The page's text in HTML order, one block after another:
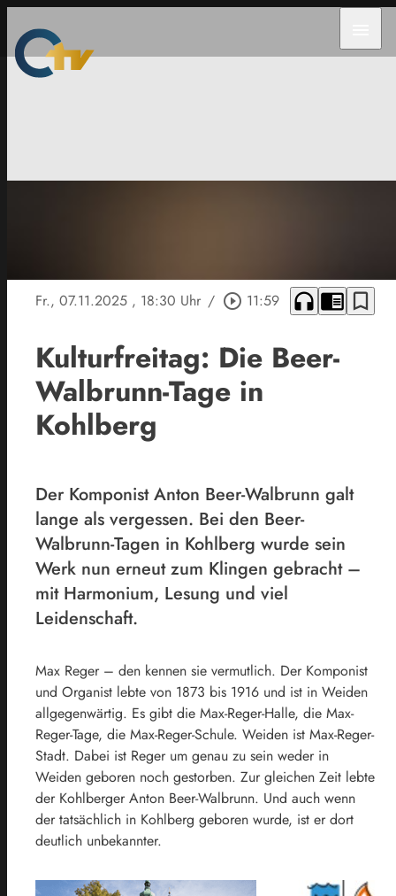
Fr., 07.11.2025 , 18:30 Uhr / play_circle_outline 11:59 headphones chrome_reader_mode bookmark_border
Kulturfreitag: Die Beer-
Walbrunn-Tage in
Kohlberg
Der Komponist Anton Beer-Walbrunn galt
lange als vergessen. Bei den Beer-
Walbrunn-Tagen in Kohlberg wurde sein
Werk nun erneut zum Klingen gebracht –
mit Harmonium, Lesung und viel
Leidenschaft.
Max Reger – den kennen sie vermutlich. Der Komponist
und Organist lebte von 1873 bis 1916 und ist in Weiden
allgegenwärtig. Es gibt die Max-Reger-Halle, die Max-
Reger-Tage, die Max-Reger-Schule. Weiden ist Max-Reger-
Stadt. Dabei ist Reger um genau zu sein weder in
Weiden geboren noch gestorben. Zur gleichen Zeit lebte
der Kohlberger Anton Beer-Walbrunn. Und auch wenn
der tatsächlich in Kohlberg geboren wurde, ist er dort
deutlich unbekannter.